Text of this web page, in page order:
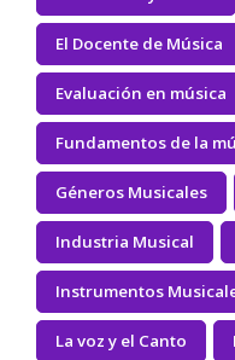
El Docente de Música
Evaluación en música
Fundamentos de la
Géneros Musicales
Industria Musical
Instrumentos
La voz y el Canto